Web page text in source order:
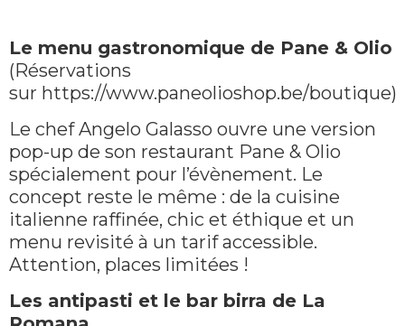
Le menu gastronomique de Pane & Olio
(Réservations
sur https://www.paneolioshop.be/boutique)
Le chef Angelo Galasso ouvre une version
pop-up de son restaurant Pane & Olio
spécialement pour l’évènement. Le
concept reste le même : de la cuisine
italienne raffinée, chic et éthique et un
menu revisité à un tarif accessible.
Attention, places limitées !
Les antipasti et le bar birra de La